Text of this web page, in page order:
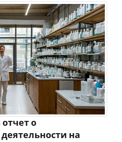
отчет о
на